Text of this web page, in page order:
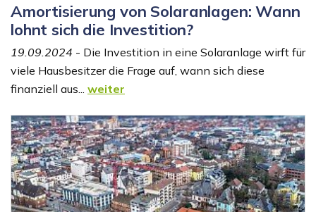
Amortisierung von Solaranlagen: Wann
lohnt sich die Investition?
19.09.2024 - Die Investition in eine Solaranlage wirft für
viele Hausbesitzer die Frage auf, wann sich diese
finanziell aus... weiter